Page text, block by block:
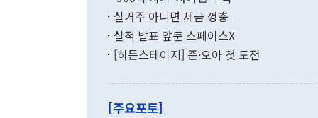
"우리의 선
관은 업무
기록했지만
로 전환됐다.
는 배당수입
실거주 아니면 세금 껑충
실적 발표 앞둔 스페이스X
[히든스테이지] 즌·오아 첫 도전
[주요포토]